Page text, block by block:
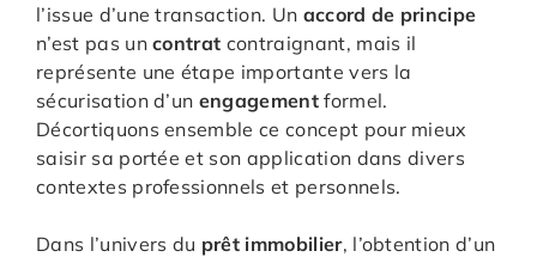
l’issue d’une transaction. Un accord de principe
n’est pas uncontrat contraignant, mais il
représente une étape importante vers la
sécurisation d’un engagementformel.
Décortiquons ensemble ce concept pour mieux
saisir sa portée et son application dans divers
contextes professionnels et personnels.
Dans l’univers du prêt immobilier, l’obtention d’un